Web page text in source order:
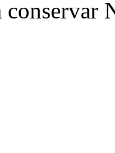
conservar